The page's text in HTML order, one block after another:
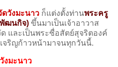
วังมะนาว ก็แต่งตั้งท่านพระครู
พัฒนกิจ) ขึ้นมาเป็นเจ้าอาวาส
และเป็นพระซื่อสัตย์สุจริตองค์
จริญก้าวหน้ามาจนทุกวันนี้.
งมะนาว